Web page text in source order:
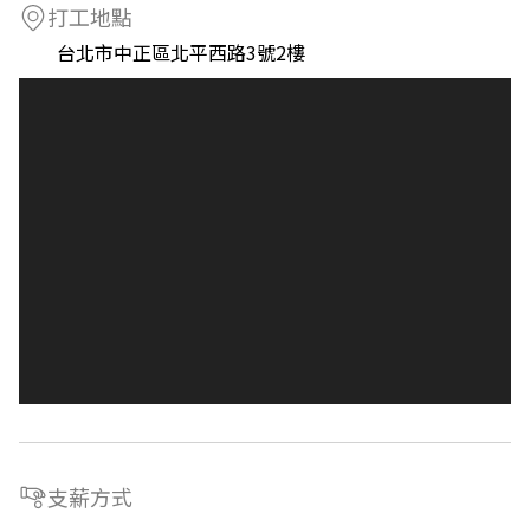
打工地點
台北市中正區北平西路3號2樓
支薪方式